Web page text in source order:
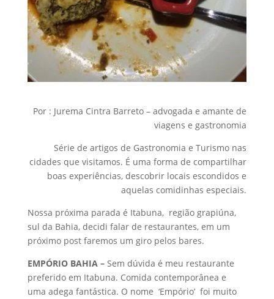
Por : Jurema Cintra Barreto – advogada e amante de
viagens e gastronomia
Série de artigos de Gastronomia e Turismo nas
cidades que visitamos. É uma forma de compartilhar
boas experiências, descobrir locais escondidos e
aquelas comidinhas especiais.
Nossa próxima parada é Itabuna, região grapiúna,
sul da Bahia, decidi falar de restaurantes, em um
próximo post faremos um giro pelos bares.
EMPÓRIO BAHIA – Sem dúvida é meu restaurante
preferido em Itabuna. Comida contemporânea e
uma adega fantástica. O nome ‘Empório’ foi muito